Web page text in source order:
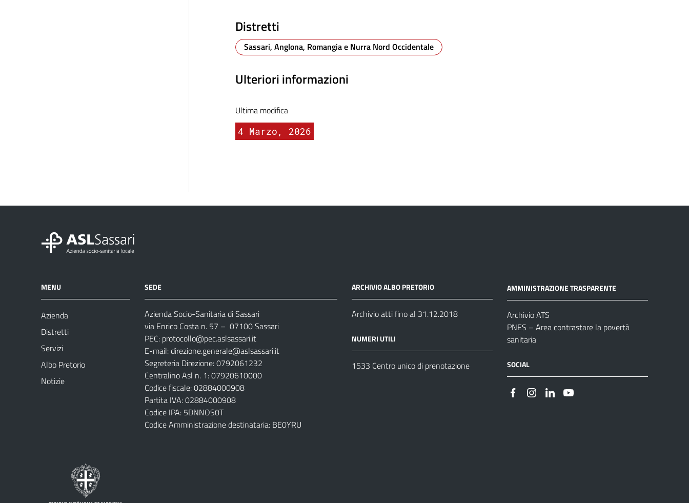
Distretti
Sassari, Anglona, Romangia e Nurra Nord Occidentale
Ulteriori informazioni
Ultima modifica
4 Marzo, 2026
MENU
Azienda
Distretti
Servizi
Albo Pretorio
Notizie
SEDE
Azienda Socio-Sanitaria di Sassari
via Enrico Costa n. 57 – 07100 Sassari
PEC: protocollo@pec.aslsassari.it
E-mail:direzione.generale@aslsassari.it
Segreteria Direzione: 0792061232
Centralino Asl n. 1: 07920610000
Codice fiscale: 02884000908
Partita IVA: 02884000908
Codice IPA: 5DNNOS0T
Codice Amministrazione destinataria: BE0YRU
ARCHIVIO ALBO PRETORIO
Archivio atti fino al 31.12.2018
NUMERI UTILI
1533 Centro unico di prenotazione
AMMINISTRAZIONE TRASPARENTE
Archivio ATS
PNES – Area contrastare la povertà
sanitaria
SOCIAL